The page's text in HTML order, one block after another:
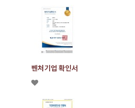
벤처기업 확인서